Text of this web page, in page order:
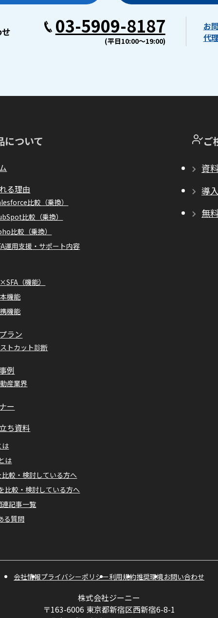
03-5909-8187
(平日10:00〜19:00)
お
代
について
る理由
比較（乗換）
比較（乗換）
比較（乗換）
運用支援・サポート内容
（機能）
機能
機能
ラン
トカット診断
例
産業界
ー
ち資料
は
は
比較・検討している方へ
比較・検討している方へ
連記事一覧
る質問
ご
資
導
無
会社情報プライバシーポリシー利用規約推奨環境お問い合わせ
株式会社ジーニー
〒163-6006 東京都新宿区西新宿6-8-1